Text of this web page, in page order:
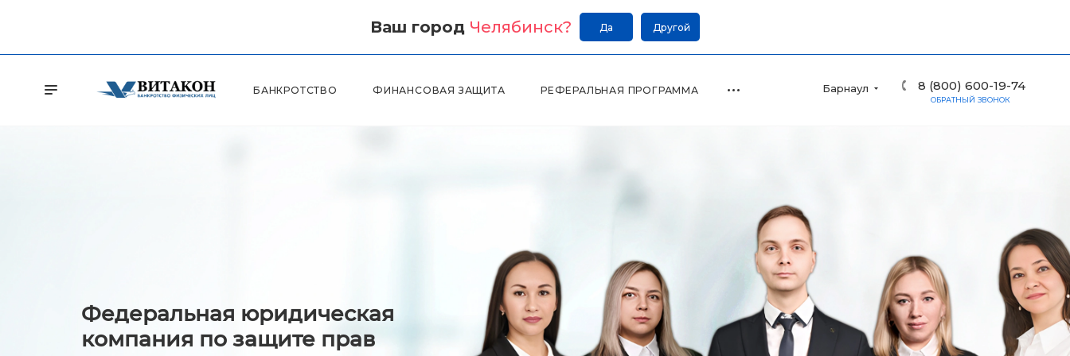
Ваш город Челябинск? Да Другой
Барнаул 8 (800) 600-19-74
БАНКРОТСТВО ФИНАНСОВАЯ ЗАЩИТА РЕФЕРАЛЬНАЯ ПРОГРАММА
ОБРАТНЫЙ ЗВОНОК
Федеральная юридическая
компания по защите прав